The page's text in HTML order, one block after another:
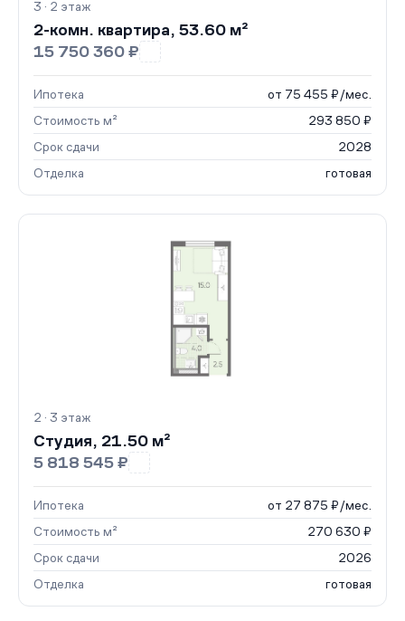
3 · 2 этаж
2-комн. квартира, 53.60 м²
15 750 360 ₽
Ипотека
от 75 455 ₽/мес.
Стоимость м²
293 850 ₽
Срок сдачи
2028
Отделка
готовая
2 · 3 этаж
Студия, 21.50 м²
5 818 545 ₽
Ипотека
от 27 875 ₽/мес.
Стоимость м²
270 630 ₽
Срок сдачи
2026
Отделка
готовая